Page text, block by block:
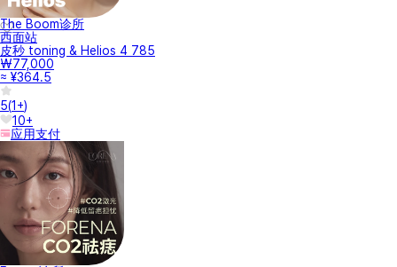
The Boom诊所
西面站
皮秒 toning & Helios 4 785
₩77,000
≈ ¥364.5
5(1+)
10+
应用支付